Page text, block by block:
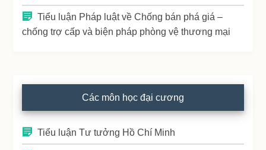
Tiểu luận Pháp luật về Chống bán phá giá –
chống trợ cấp và biện pháp phòng vệ thương mại
Các môn học đại cương
Tiểu luận Tư tưởng Hồ Chí Minh